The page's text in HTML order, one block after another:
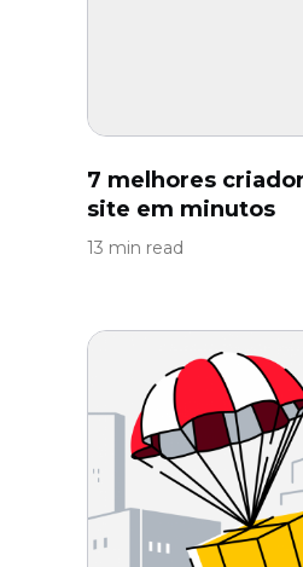
7 melhores
site em minutos
13 min read